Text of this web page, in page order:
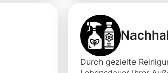
Durch gezielte